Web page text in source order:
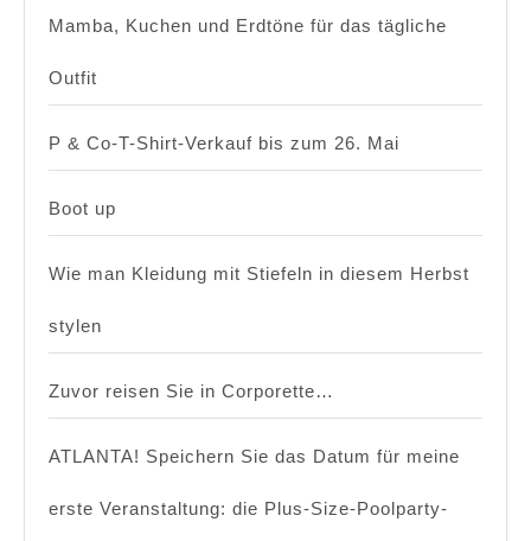
Mamba, Kuchen und Erdtöne für das tägliche
Outfit
P & Co-T-Shirt-Verkauf bis zum 26. Mai
Boot up
Wie man Kleidung mit Stiefeln in diesem Herbst
stylen
Zuvor reisen Sie in Corporette…
ATLANTA! Speichern Sie das Datum für meine
erste Veranstaltung: die Plus-Size-Poolparty-